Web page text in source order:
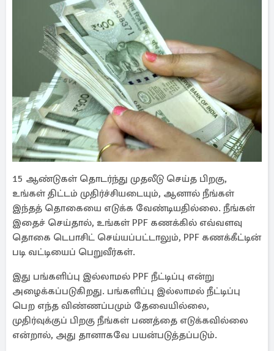
15 ஆண்டுகள் தொடர்ந்து முதலீடு செய்த பிறகு,
உங்கள் திட்டம் முதிர்ச்சியடையும், ஆனால் நீங்கள்
இந்தத் தொகையை எடுக்க வேண்டியதில்லை. நீங்கள்
இதைச் செய்தால், உங்கள் PPF கணக்கில் எவ்வளவு
தொகை டெபாசிட் செய்யப்பட்டாலும், PPF கணக்கீட்டின்
படி வட்டியைப் பெறுவீர்கள்.
இது பங்களிப்பு இல்லாமல் PPF நீட்டிப்பு என்று
அழைக்கப்படுகிறது. பங்களிப்பு இல்லாமல் நீட்டிப்பு
பெற எந்த விண்ணப்பமும் தேவையில்லை,
முதிர்வுக்குப் பிறகு நீங்கள் பணத்தை எடுக்கவில்லை
என்றால், அது தானாகவே பயன்படுத்தப்படும்.